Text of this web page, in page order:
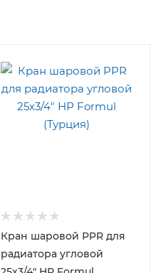
Кран шаровой PPR для
радиатора угловой